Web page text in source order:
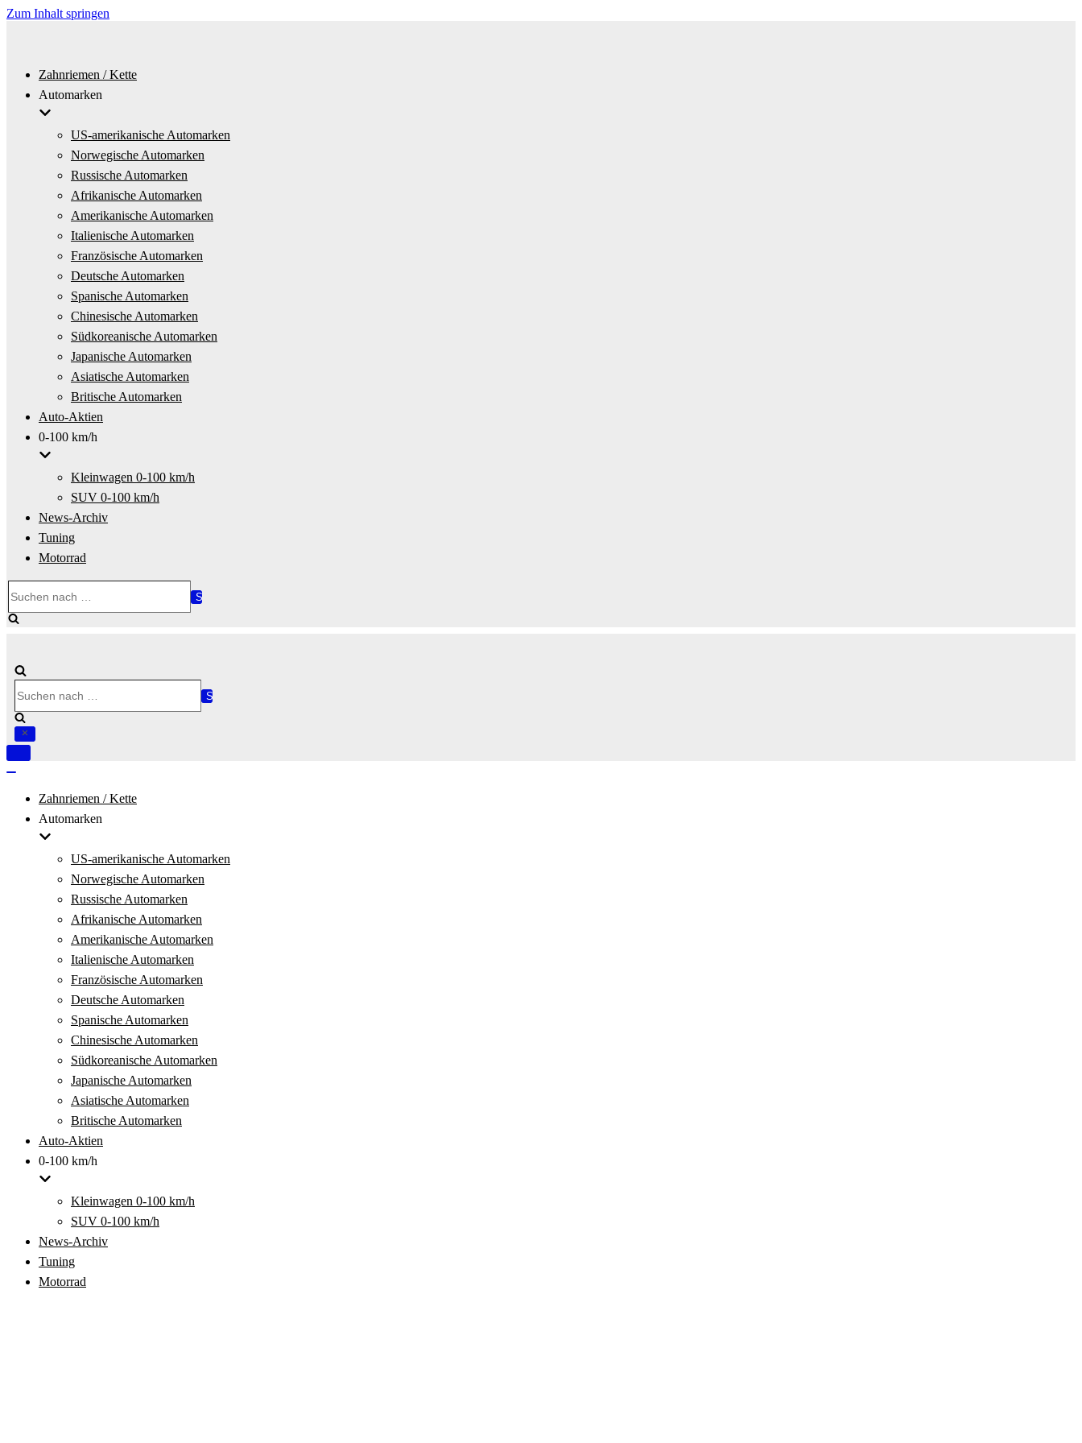
Zum Inhalt springen
Zahnriemen / Kette
Automarken
US-amerikanische Automarken
Norwegische Automarken
Russische Automarken
Afrikanische Automarken
Amerikanische Automarken
Italienische Automarken
Französische Automarken
Deutsche Automarken
Spanische Automarken
Chinesische Automarken
Südkoreanische Automarken
Japanische Automarken
Asiatische Automarken
Britische Automarken
Auto-Aktien
0-100 km/h
Kleinwagen 0-100 km/h
SUV 0-100 km/h
News-Archiv
Tuning
Motorrad
nach …
nach …
Navigation
Zahnriemen / Kette
Automarken
US-amerikanische Automarken
Norwegische Automarken
Russische Automarken
Afrikanische Automarken
Amerikanische Automarken
Italienische Automarken
Französische Automarken
Deutsche Automarken
Spanische Automarken
Chinesische Automarken
Südkoreanische Automarken
Japanische Automarken
Asiatische Automarken
Britische Automarken
Auto-Aktien
0-100 km/h
Kleinwagen 0-100 km/h
SUV 0-100 km/h
News-Archiv
Tuning
Motorrad